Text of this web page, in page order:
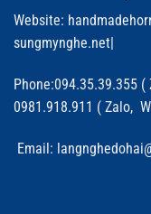
Website:
sungmynghe.net|
Phone:094.35.39.355 (
0981.918.911 ( Zalo,
Email: